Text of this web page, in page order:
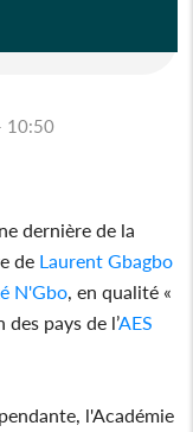
10:50
dernière de la
de Laurent Gbagbo
N'Gbo , en qualité «
pays de l’AES
l'Académie